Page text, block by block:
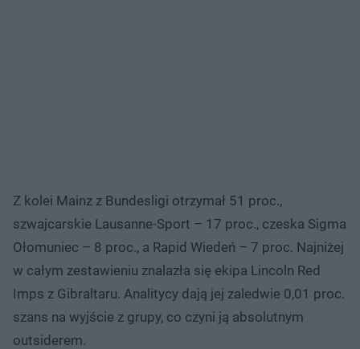
Z kolei Mainz z Bundesligi otrzymał 51 proc.,
szwajcarskie Lausanne-Sport – 17 proc., czeska Sigma
Ołomuniec – 8 proc., a Rapid Wiedeń – 7 proc. Najniżej
w całym zestawieniu znalazła się ekipa Lincoln Red
Imps z Gibraltaru. Analitycy dają jej zaledwie 0,01 proc.
szans na wyjście z grupy, co czyni ją absolutnym
outsiderem.